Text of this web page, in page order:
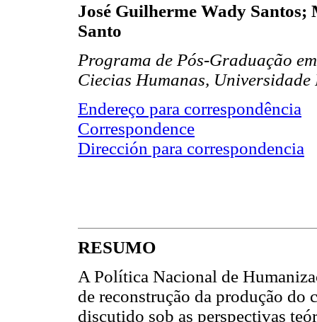
José Guilherme Wady Santos;
Santo
Programa de Pós-Graduação
Ciecias Humanas,
Endereço para correspondência
Correspondence
Dirección para correspondencia
RESUMO
A Política Nacional de
de reconstrução da produção do
discutido sob as perspectivas